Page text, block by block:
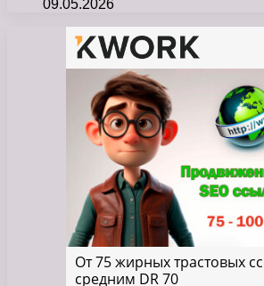
09.05.2026